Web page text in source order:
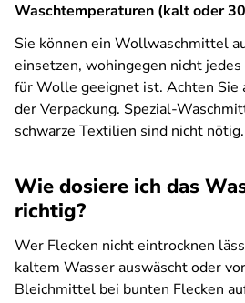
Waschtemperaturen (kalt oder
Sie können ein Wollwaschmittel
einsetzen, wohingegen nicht
für Wolle geeignet ist. Achten Sie
der Verpackung. Spezial-
schwarze Textilien sind nicht nötig.
Wie dosiere ich das
richtig?
Wer Flecken nicht eintrocknen
kaltem Wasser auswäscht oder
Bleichmittel bei bunten Flecken